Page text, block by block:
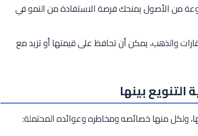
من الأصول يمنحك فرصة الاستفادة من النمو في
والذهب، يمكن أن تحافظ على قيمتها أو تزيد مع
بينها
ولكل منها خصائصه ومخاطره وعوائده المحتملة: